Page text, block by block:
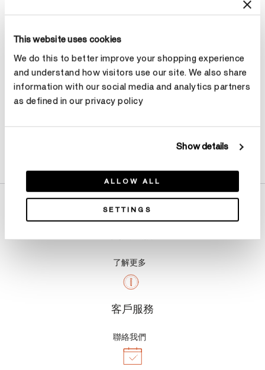
This website uses cookies
We do this to better improve your shopping experience
and understand how visitors use our site. We also share
information with our social media and analytics partners
as defined in our privacy policy
Show details
ALLOW ALL
SETTINGS
了解更多
客戶服務
聯絡我們